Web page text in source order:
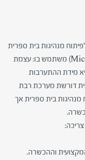
מנהיגות בית ספרית
אני נזכרת במונח שמייקל פולן (Michael Fullan) משתמש בו: עצמת
מידת ההתערבות
דורשת מערכת רבת
מנהיגות בית ספרית אך
וההכשרה.